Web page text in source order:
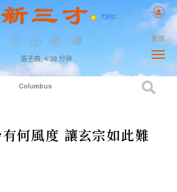
73F| C
笛子曲, 4:38 分钟
繁体
Columbus
何風度 讓玄宗如此難